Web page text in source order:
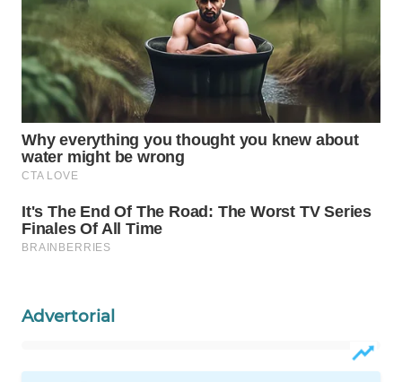
Advertorial
WAHANANEWS
NET
WAHANA
SPORT
WAHANA
UMKM
WAHANA
SELEB